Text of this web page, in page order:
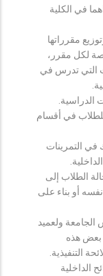
في الكلية
مقرراتها
لكل مقرر،
التي تدرس في
الدراسية.
للطلاب في أقسام
التمرينات
الطلاب إلى
أو بناء على
الجامعة ولعميد
بعض هذه
التنفيذية.
الداخلية